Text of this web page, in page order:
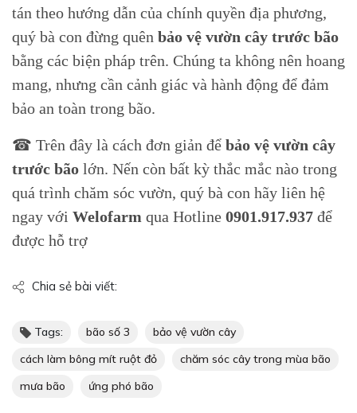
tán theo hướng dẫn của chính quyền địa phương,
quý bà con đừng quên bảo vệ vườn cây trước bão
bằng các biện pháp trên. Chúng ta không nên hoang
mang, nhưng cần cảnh giác và hành động để đảm
bảo an toàn trong bão.
☎ Trên đây là cách đơn giản để bảo vệ vườn cây
trước bão lớn. Nến còn bất kỳ thắc mắc nào trong
quá trình chăm sóc vườn, quý bà con hãy liên hệ
ngay với Welofarm qua Hotline 0901.917.937 để
được hỗ trợ
Chia sẻ bài viết:
Tags: bão số 3
bảo vệ vườn cây
cách làm bông mít ruột đỏ
chăm sóc cây trong mùa bão
mưa bão
ứng phó bão